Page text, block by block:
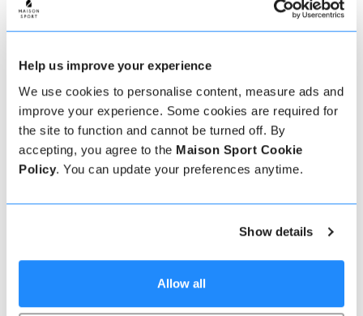
Help us improve your experience
We use cookies to personalise content, measure ads and
improve your experience. Some cookies are required for
the site to function and cannot be turned off. By
accepting, you agree to the Maison Sport Cookie
Policy. You can update your preferences anytime.
Show details
Allow all
Ihren Urlaub wirklich unvergesslich machen. Auf
Maison Sport ist es einfach, mehr über jeden Lehrer
zu erfahren, ihre Bewertungen zu überprüfen und
Echte Lehrer Bewertungen
Sport werden bewertet. Verifizierte Bewertungen
können sehen, ob ein Lehrer regelmäßig einen
Ski- oder Snowboardstunden er früher gegeben hat.